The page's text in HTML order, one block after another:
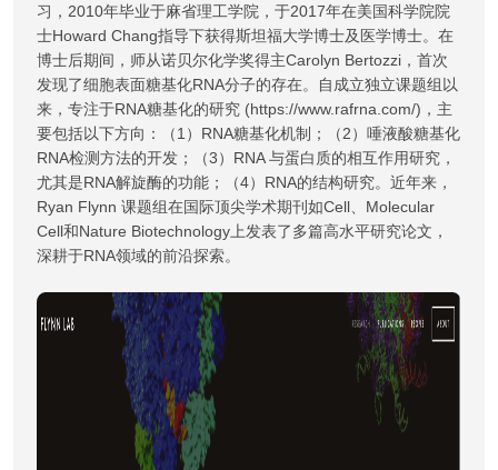
习，2010年毕业于麻省理工学院，于2017年在美国科学院院
士Howard Chang指导下获得斯坦福大学博士及医学博士。在
博士后期间，师从诺贝尔化学奖得主Carolyn Bertozzi，首次
发现了细胞表面糖基化RNA分子的存在。自成立独立课题组以
来，专注于RNA糖基化的研究 (https://www.rafrna.com/)，主
要包括以下方向：（1）RNA糖基化机制；（2）唾液酸糖基化
RNA检测方法的开发；（3）RNA 与蛋白质的相互作用研究，
尤其是RNA解旋酶的功能；（4）RNA的结构研究。近年来，
Ryan Flynn 课题组在国际顶尖学术期刊如Cell、Molecular
Cell和Nature Biotechnology上发表了多篇高水平研究论文，
深耕于RNA领域的前沿探索。